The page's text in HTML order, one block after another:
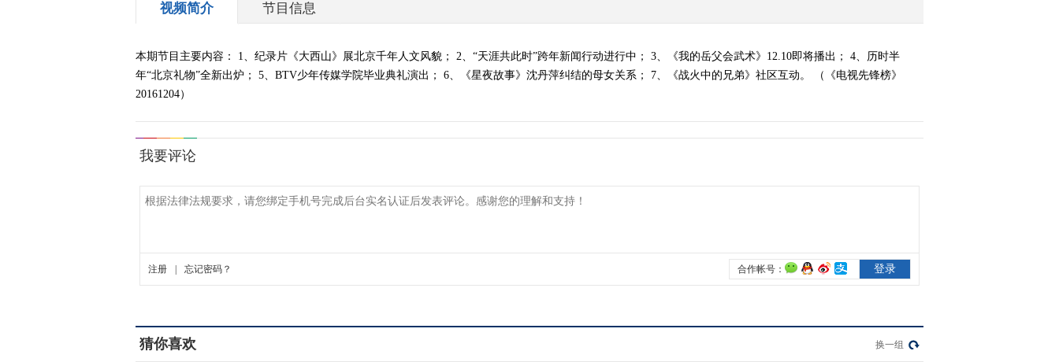
20210307
2021-03-07 14:51:37
《电视先锋榜》
20210131
2021-01-31 08:45:36
视频简介 节目信息
本期节目主要内容： 1、纪录片《大西山》展北京千年人文风貌； 2、“天涯共此时”跨年新闻行动进行中； 3、《我的岳父会武术》12.10即将播出； 4、历时半
年“北京礼物”全新出炉； 5、BTV少年传媒学院毕业典礼演出； 6、《星夜故事》沈丹萍纠结的母女关系； 7、《战火中的兄弟》社区互动。 （《电视先锋榜》
20161204）
猜你喜欢 换一组